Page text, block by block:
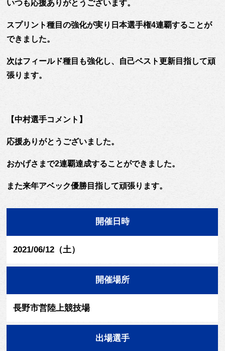
いつも応援ありがとうございます。
スプリント種目の強化が実り日本選手権4連覇することが
できました。
次はフィールド種目も強化し、自己ベスト更新目指して頑
張ります。
【中村選手コメント】
応援ありがとうございました。
おかげさまで2連覇達成することができました。
また来年アベック優勝目指して頑張ります。
開催日時
2021/06/12（土）
開催場所
長野市営陸上競技場
出場選手